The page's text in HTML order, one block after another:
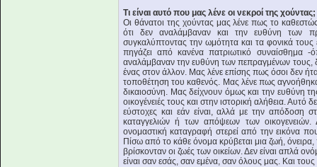
Τι είναι αυτό που μας λένε οι νεκροί της χούντας;
Οι θάνατοι της χούντας μας λένε πως το
ότι δεν αναλάμβαναν και την ευθύνη των
συγκαλύπτοντας την ωμότητα και τα φονικά
πηγάζει από κανένα πατριωτικό συναίσθημα -
αναλάμβαναν την ευθύνη των πεπραγμένων τους,
ένας στον άλλον. Μας λένε επίσης πως όσοι δεν
τοποθέτηση του καθενός. Μας λένε πως
δικαιοσύνη. Μας δείχνουν όμως και την ευθύνη
οικογένειές τους και στην ιστορική αλήθεια.
εύστοχες και εάν είναι, αλλά με την
καταγγελιών ή των απόψεων των
ονομαστική καταγραφή στερεί από την εικόνα
Πίσω από το κάθε όνομα κρύβεται μια ζωή, όνειρα,
βρίσκονταν οι ζωές των οικείων. Δεν είναι
είναι σαν εσάς, σαν εμένα, σαν όλους μας. Και